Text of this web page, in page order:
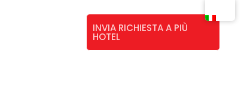
INVIA RICHIESTA A PIÙ
HOTEL